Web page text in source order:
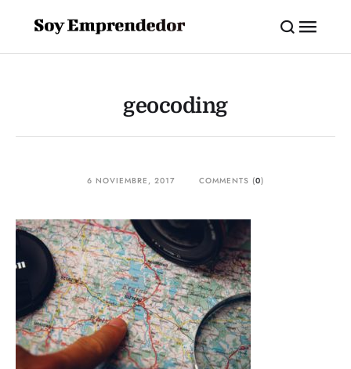
geocoding
6 NOVIEMBRE, 2017 COMMENTS (0)